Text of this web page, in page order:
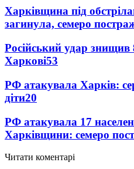
Харківщина під
загинула, семеро
Російський удар
Харкові53
РФ атакувала Харків:
діти20
РФ атакувала 17
Харківщини: семеро
Читати коментарі